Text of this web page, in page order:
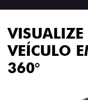
VISUALIZE
VEÍCULO
360°